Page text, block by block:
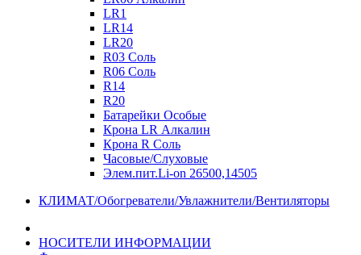
LR1
LR14
LR20
R03 Соль
R06 Соль
R14
R20
Батарейки Особые
Крона LR Алкалин
Крона R Соль
Часовые/Слуховые
Элем.пит.Li-on 26500,14505
КЛИМАТ/Обогреватели/Увлажнители/Вентиляторы
НОСИТЕЛИ ИНФОРМАЦИИ